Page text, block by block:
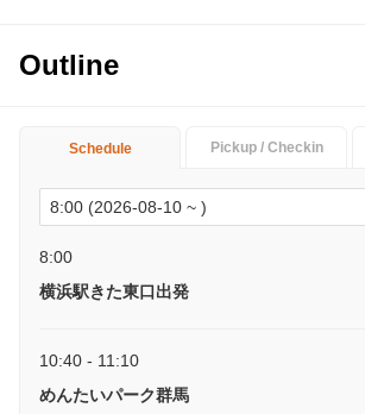
Outline
Schedule Pickup / Checkin
8:00
横浜駅きた東口出発
10:40 - 11:10
めんたいパーク群馬